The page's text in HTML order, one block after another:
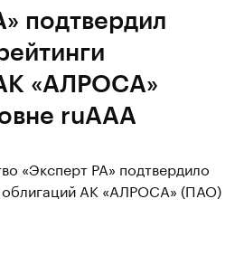
подтвердил
«АЛРОСА»
ruAAА
«Эксперт РА» подтвердило
облигаций АК «АЛРОСА» (ПАО)